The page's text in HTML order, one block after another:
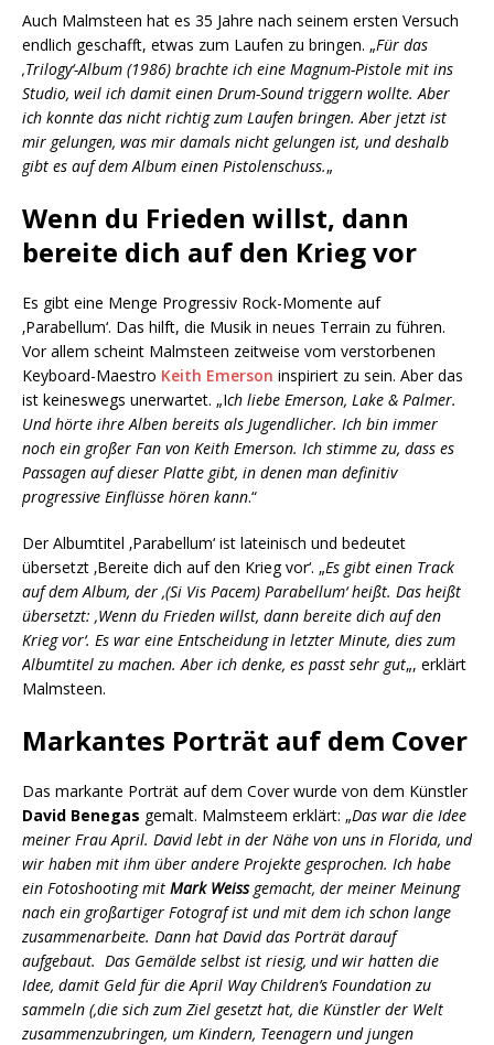
Auch Malmsteen hat es 35 Jahre nach seinem ersten Versuch
endlich geschafft, etwas zum Laufen zu bringen. „Für das
‚Trilogy‘-Album (1986) brachte ich eine Magnum-Pistole mit ins
Studio, weil ich damit einen Drum-Sound triggern wollte. Aber
ich konnte das nicht richtig zum Laufen bringen. Aber jetzt ist
mir gelungen, was mir damals nicht gelungen ist, und deshalb
gibt es auf dem Album einen Pistolenschuss.„
Wenn du Frieden willst, dann
bereite dich auf den Krieg vor
Es gibt eine Menge Progressiv Rock-Momente auf
‚Parabellum‘. Das hilft, die Musik in neues Terrain zu führen.
Vor allem scheint Malmsteen zeitweise vom verstorbenen
Keyboard-Maestro Keith Emerson inspiriert zu sein. Aber das
ist keineswegs unerwartet. „Ich liebe Emerson, Lake & Palmer.
Und hörte ihre Alben bereits als Jugendlicher. Ich bin immer
noch ein großer Fan von Keith Emerson. Ich stimme zu, dass es
Passagen auf dieser Platte gibt, in denen man definitiv
progressive Einflüsse hören kann.“
Der Albumtitel ‚Parabellum‘ ist lateinisch und bedeutet
übersetzt ‚Bereite dich auf den Krieg vor‘. „Es gibt einen Track
auf dem Album, der ‚(Si Vis Pacem) Parabellum‘ heißt. Das heißt
übersetzt: ‚Wenn du Frieden willst, dann bereite dich auf den
Krieg vor‘. Es war eine Entscheidung in letzter Minute, dies zum
Albumtitel zu machen. Aber ich denke, es passt sehr gut„, erklärt
Malmsteen.
Markantes Porträt auf dem Cover
Das markante Porträt auf dem Cover wurde von dem Künstler
David Benegas gemalt. Malmsteem erklärt: „Das war die Idee
meiner Frau April. David lebt in der Nähe von uns in Florida, und
wir haben mit ihm über andere Projekte gesprochen. Ich habe
ein Fotoshooting mit Mark Weissgemacht, der meiner Meinung
nach ein großartiger Fotograf ist und mit dem ich schon lange
zusammenarbeite. Dann hat David das Porträt darauf
aufgebaut. Das Gemälde selbst ist riesig, und wir hatten die
Idee, damit Geld für die April Way Children’s Foundation zu
sammeln (‚die sich zum Ziel gesetzt hat, die Künstler der Welt
zusammenzubringen, um Kindern, Teenagern und jungen